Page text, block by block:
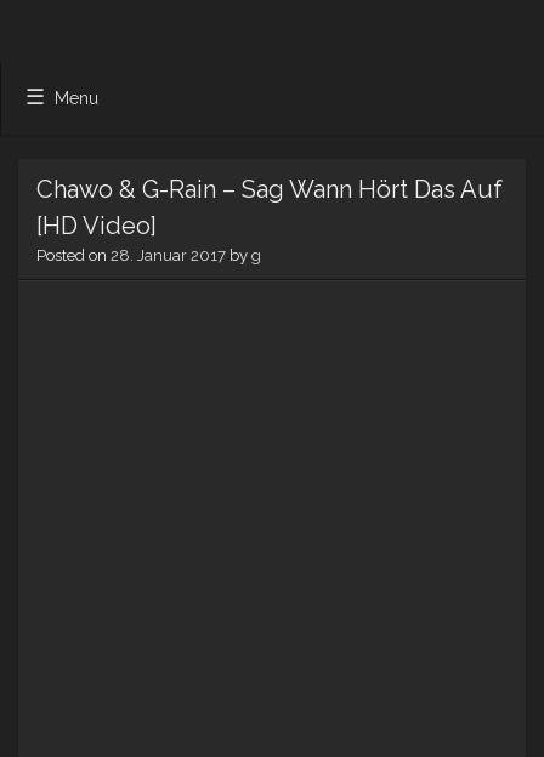
Menu
Chawo & G-Rain – Sag Wann Hört Das Auf
[HD Video]
Posted on 28. Januar 2017 by g